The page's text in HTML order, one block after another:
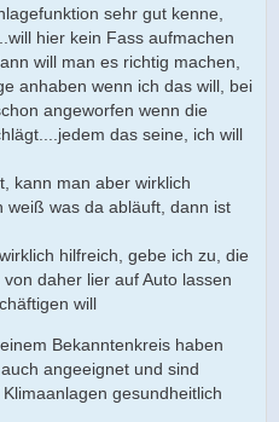
sehr gut kenne,
hier kein Fass aufmachen
will man es richtig machen,
anhaben wenn ich das will, bei
angeworfen wenn die
das seine, ich will
kann man aber wirklich
weiß was da abläuft, dann ist
hilfreich, gebe ich zu, die
daher lier auf Auto lassen
will
Bekanntenkreis haben
angeeignet und sind
gesundheitlich